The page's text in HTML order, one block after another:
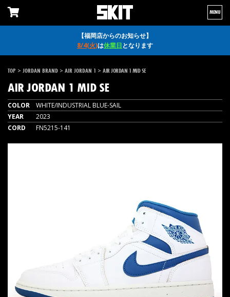
【福岡店からのお知らせ】
8/4(火)は休業日となります
MENU
TOP > JORDAN BRAND > AIR JORDAN 1 > AIR JORDAN 1 MID SE
AIR JORDAN 1 MID SE
COLOR
WHITE/INDUSTRIAL BLUE-SAIL
YEAR
2023
CORD
FN5215-141